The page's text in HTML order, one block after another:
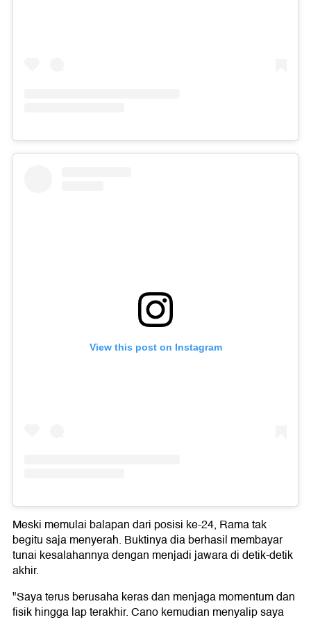
View this post on Instagram
Meski memulai balapan dari posisi ke-24, Rama tak
begitu saja menyerah. Buktinya dia berhasil membayar
tunai kesalahannya dengan menjadi jawara di detik-detik
akhir.
"Saya terus berusaha keras dan menjaga momentum dan
fisik hingga lap terakhir. Cano kemudian menyalip saya